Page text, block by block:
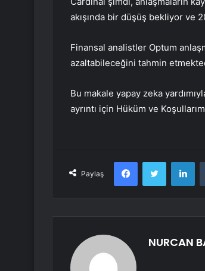
akışında bir düşüş bekliyor ve
Finansal analistler Optum
azaltabileceğini tahmin
Bu makale yapay zeka
ayrıntı için Hüküm ve
Paylaş
FacebookTwitter
NURCAN